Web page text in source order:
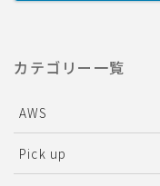
カテゴリー一覧
AWS
Pick up